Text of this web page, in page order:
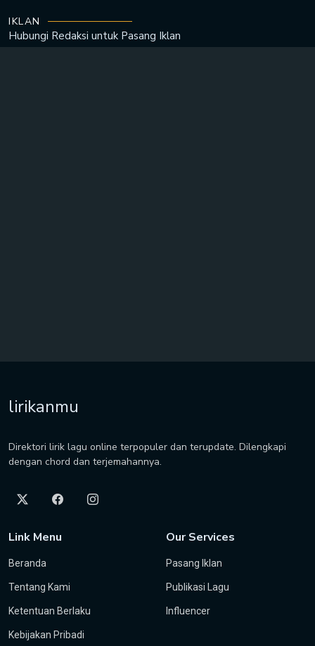
IKLAN
Hubungi Redaksi untuk Pasang Iklan
lirikanmu
Direktori lirik lagu online terpopuler dan terupdate. Dilengkapi
dengan chord dan terjemahannya.
Link Menu
Beranda
Tentang Kami
Ketentuan Berlaku
Kebijakan Pribadi
Our Services
Pasang Iklan
Publikasi Lagu
Influencer